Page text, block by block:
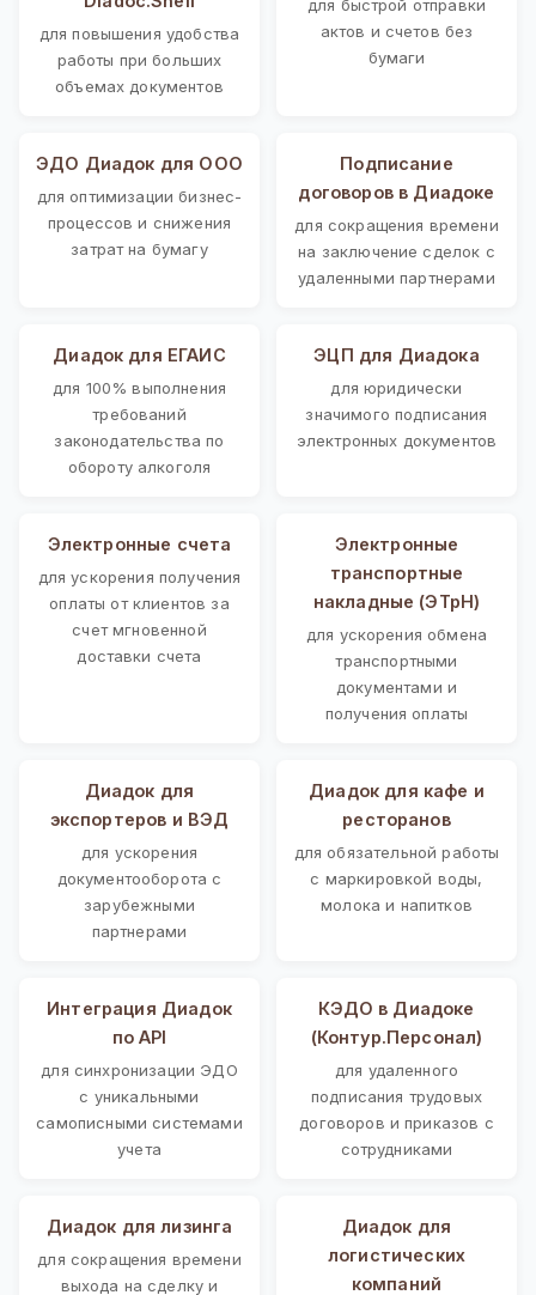
для повышения удобства
работы при больших
объемах документов
для быстрой отправки
актов и счетов без
бумаги
ЭДО Диадок для ООО
для оптимизации бизнес-
процессов и снижения
затрат на бумагу
Подписание
договоров в Диадоке
для сокращения времени
на заключение сделок с
удаленными партнерами
Диадок для ЕГАИС
для 100% выполнения
требований
законодательства по
обороту алкоголя
ЭЦП для Диадока
для юридически
значимого подписания
электронных документов
Электронные счета
для ускорения получения
оплаты от клиентов за
счет мгновенной
доставки счета
Электронные
транспортные
накладные (ЭТрН)
для ускорения обмена
транспортными
документами и
получения оплаты
Диадок для
экспортеров и ВЭД
для ускорения
документооборота с
зарубежными
партнерами
Диадок для кафе и
ресторанов
для обязательной работы
с маркировкой воды,
молока и напитков
Интеграция Диадок
по API
для синхронизации ЭДО
с уникальными
самописными системами
учета
КЭДО в Диадоке
(Контур.Персонал)
для удаленного
подписания трудовых
договоров и приказов с
сотрудниками
Диадок для лизинга
для сокращения времени
выхода на сделку и
Диадок для
логистических
компаний